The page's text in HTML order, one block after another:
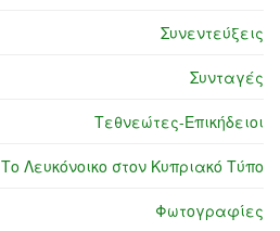
Συνεντεύξεις
Συνταγές
Τεθνεώτες-Επικήδειοι
Το Λευκόνοικο στον Κυπριακό Τύπο
Φωτογραφίες